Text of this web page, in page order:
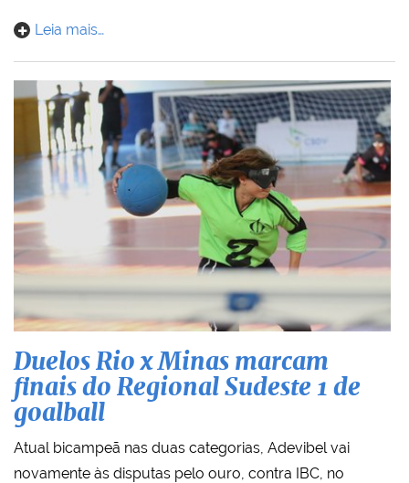
Leia mais…
Duelos Rio x Minas marcam
finais do Regional Sudeste 1 de
goalball
Atual bicampeã nas duas categorias, Adevibel vai
novamente às disputas pelo ouro, contra IBC, no